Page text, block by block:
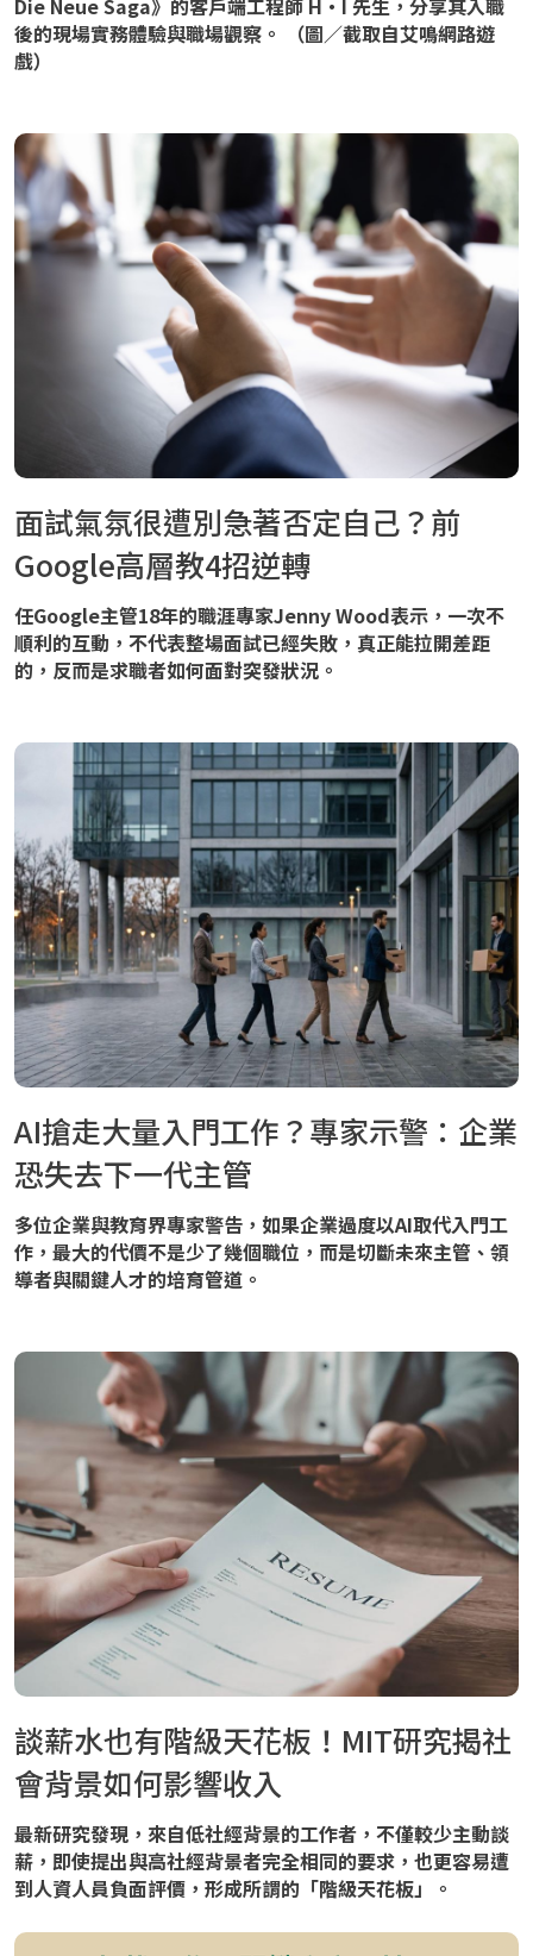
Die Neue Saga》的客戶端工程師 H・I 先生，分享其入職
後的現場實務體驗與職場觀察。 （圖／截取自艾鳴網路遊
戲）
面試氣氛很遭別急著否定自己？前
Google高層教4招逆轉
任Google主管18年的職涯專家Jenny Wood表示，一次不
順利的互動，不代表整場面試已經失敗，真正能拉開差距
的，反而是求職者如何面對突發狀況。
AI搶走大量入門工作？專家示警：企業
恐失去下一代主管
多位企業與教育界專家警告，如果企業過度以AI取代入門工
作，最大的代價不是少了幾個職位，而是切斷未來主管、領
導者與關鍵人才的培育管道。
談薪水也有階級天花板！MIT研究揭社
會背景如何影響收入
最新研究發現，來自低社經背景的工作者，不僅較少主動談
薪，即使提出與高社經背景者完全相同的要求，也更容易遭
到人資人員負面評價，形成所謂的「階級天花板」。